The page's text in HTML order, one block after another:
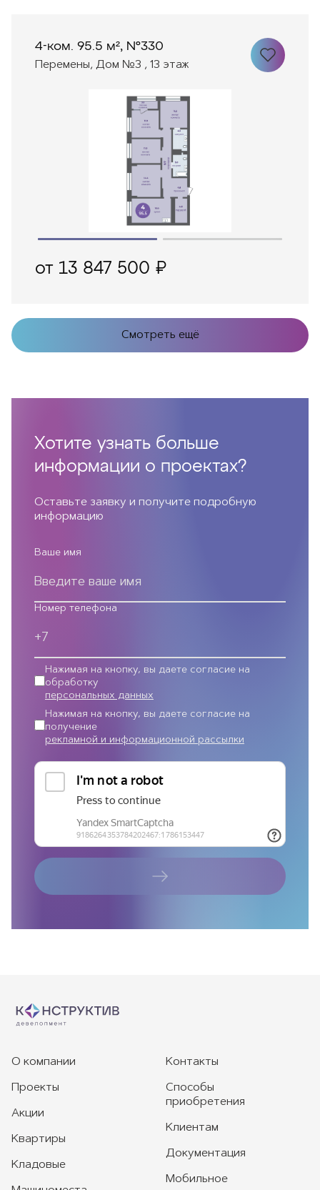
4-ком. 95.5 м², №330
Перемены, Дом №3 , 13 этаж
от 13 847 500 ₽
Смотреть ещё
Хотите узнать больше
информации о проектах?
Оставьте заявку и получите подробную
информацию
Ваше имя
Номер телефона
О компании
Проекты
Акции
Квартиры
Кладовые
Контакты
Способы
приобретения
Клиентам
Документация
Мобильное